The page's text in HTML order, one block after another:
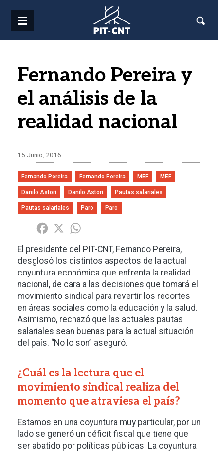
Fernando Pereira y
el análisis de la
realidad nacional
15 Junio, 2016
Fernando Pereira Fernando Pereira MEF MEF
Danilo Astori Danilo Astori Pautas salariales
Pautas salariales Paro Paro
Share Facebook
X
El presidente del PIT-CNT, Fernando Pereira,
desglosó los distintos aspectos de la actual
coyuntura económica que enfrenta la realidad
nacional, de cara a las decisiones que tomará el
movimiento sindical para revertir los recortes
en áreas sociales como la educación y la salud.
Asimismo, rechazó que las actuales pautas
salariales sean buenas para la actual situación
del país. “No lo son” aseguró.
¿Cuál es la lectura que el
movimiento sindical realiza del
momento que atraviesa el país?
Estamos en una coyuntura muy particular, por un
lado se generó un déficit fiscal que tiene que
ser abatido por políticas públicas. La coyuntura